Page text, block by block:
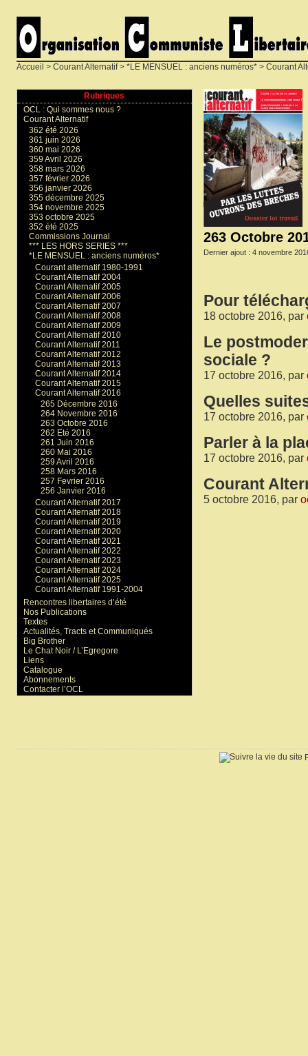
Accueil > Courant Alternatif> *LE MENSUEL : anciens numéros* > Courant
263 Octobre
Dernier ajout : 4 novembre
Pour
18 octobre 2016, par
Le
sociale ?
17 octobre 2016, par
Quelles
17 octobre 2016, par
Parler à la
17 octobre 2016, par
Courant
5 octobre 2016, par
Rubriques
OCL : Qui sommes nous ?
Courant Alternatif
362 été 2026
361 juin 2026
360 mai 2026
359 Avril 2026
358 mars 2026
357 février 2026
356 janvier 2026
355 décembre 2025
354 novembre 2025
353 octobre 2025
352 été 2025
Commissions Journal
*** LES HORS SERIES ***
*LE MENSUEL : anciens numéros*
Courant alternatif 1980-1991
Courant Alternatif 2004
Courant Alternatif 2005
Courant Alternatif 2006
Courant Alternatif 2007
Courant Alternatif 2008
Courant Alternatif 2009
Courant Alternatif 2010
Courant Alternatif 2011
Courant Alternatif 2012
Courant Alternatif 2013
Courant Alternatif 2014
Courant Alternatif 2015
Courant Alternatif 2016
265 Décembre 2016
264 Novembre 2016
263 Octobre 2016
262 Eté 2016
261 Juin 2016
260 Mai 2016
259 Avril 2016
258 Mars 2016
257 Fevrier 2016
256 Janvier 2016
Courant Alternatif 2017
Courant Alternatif 2018
Courant Alternatif 2019
Courant Alternatif 2020
Courant Alternatif 2021
Courant Alternatif 2022
Courant Alternatif 2023
Courant Alternatif 2024
Courant Alternatif 2025
Courant Alternatif 1991-2004
Rencontres libertaires d’été
Nos Publications
Textes
Actualités, Tracts et Communiqués
Big Brother
Le Chat Noir / L’Egregore
Liens
Catalogue
Abonnements
Contacter l’OCL